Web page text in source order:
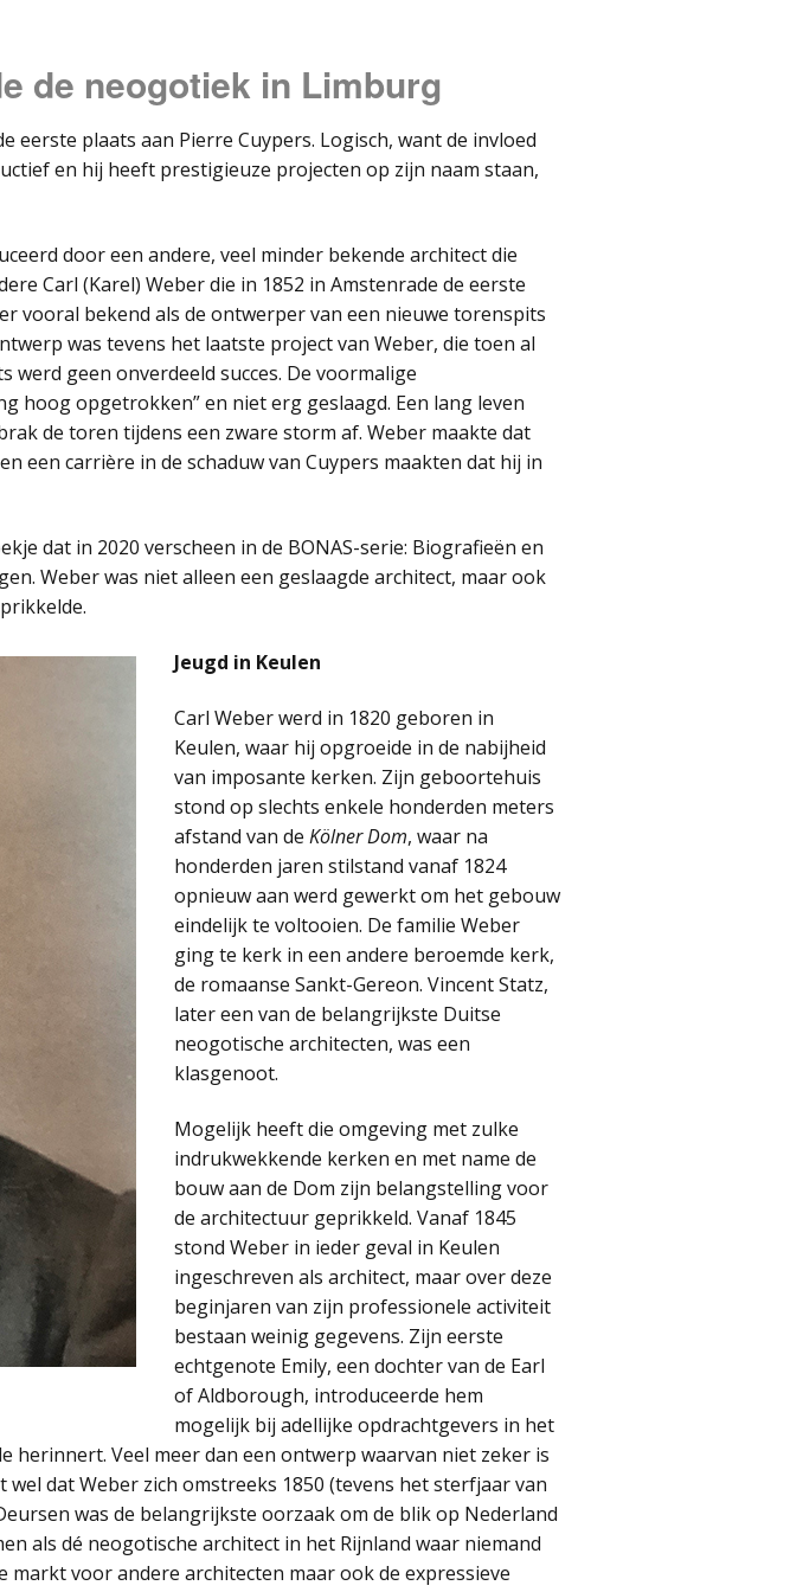
de neogotiek in Limburg
plaats aan Pierre Cuypers. Logisch, want de invloed
en hij heeft prestigieuze projecten op zijn naam staan,
door een andere, veel minder bekende architect die
Carl (Karel) Weber die in 1852 in Amstenrade de eerste
vooral bekend als de ontwerper van een nieuwe torenspits
was tevens het laatste project van Weber, die toen al
werd geen onverdeeld succes. De voormalige
hoog opgetrokken” en niet erg geslaagd. Een lang leven
de toren tijdens een zware storm af. Weber maakte dat
een carrière in de schaduw van Cuypers maakten dat hij in
dat in 2020 verscheen in de BONAS-serie: Biografieën en
Weber was niet alleen een geslaagde architect, maar ook
Jeugd in Keulen
Carl Weber werd in 1820 geboren in
Keulen, waar hij opgroeide in de nabijheid
van imposante kerken. Zijn geboortehuis
stond op slechts enkele honderden meters
afstand van de Kölner Dom, waar na
honderden jaren stilstand vanaf 1824
opnieuw aan werd gewerkt om het gebouw
eindelijk te voltooien. De familie Weber
ging te kerk in een andere beroemde kerk,
de romaanse Sankt-Gereon. Vincent Statz,
later een van de belangrijkste Duitse
neogotische architecten, was een
klasgenoot.
Mogelijk heeft die omgeving met zulke
indrukwekkende kerken en met name de
bouw aan de Dom zijn belangstelling voor
de architectuur geprikkeld. Vanaf 1845
stond Weber in ieder geval in Keulen
ingeschreven als architect, maar over deze
beginjaren van zijn professionele activiteit
bestaan weinig gegevens. Zijn eerste
echtgenote Emily, een dochter van de Earl
of Aldborough, introduceerde hem
mogelijk bij adellijke opdrachtgevers in het
herinnert. Veel meer dan een ontwerp waarvan niet zeker is
dat Weber zich omstreeks 1850 (tevens het sterfjaar van
was de belangrijkste oorzaak om de blik op Nederland
als dé neogotische architect in het Rijnland waar niemand
voor andere architecten maar ook de expressieve